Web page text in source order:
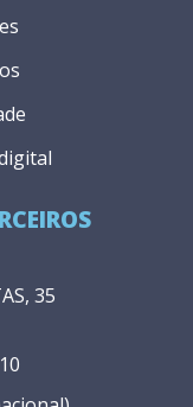
35